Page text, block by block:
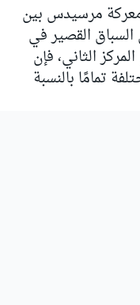
مرسيدس بين
القصير في
الثاني، فإن
تمامًا بالنسبة